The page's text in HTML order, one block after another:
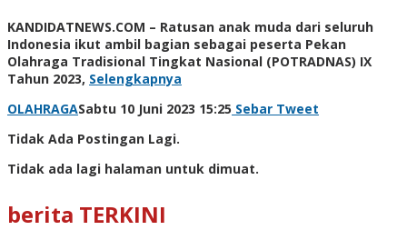
KANDIDATNEWS.COM – Ratusan anak muda dari seluruh
Indonesia ikut ambil bagian sebagai peserta Pekan
Olahraga Tradisional Tingkat Nasional (POTRADNAS) IX
Tahun 2023, Selengkapnya
OLAHRAGASabtu 10 Juni 2023 15:25 oleh
Sebar Tweet
Tidak Ada Postingan Lagi.
Tidak ada lagi halaman untuk dimuat.
berita TERKINI